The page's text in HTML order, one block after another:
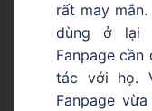
rất may
dùng ở lại
Fanpage
tác với họ.
Fanpage